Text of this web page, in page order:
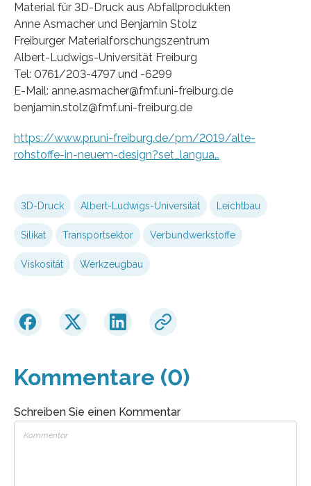
Material für 3D-Druck aus Abfallprodukten
Anne Asmacher und Benjamin Stolz
Freiburger Materialforschungszentrum
Albert-Ludwigs-Universität Freiburg
Tel: 0761/203-4797 und -6299
E-Mail: anne.asmacher@fmf.uni-freiburg.de
benjamin.stolz@fmf.uni-freiburg.de
https://www.pr.uni-freiburg.de/pm/2019/alte-
rohstoffe-in-neuem-design?set_langua…
3D-Druck Albert-Ludwigs-Universität Leichtbau
Silikat Transportsektor Verbundwerkstoffe
Viskosität Werkzeugbau
Kommentare (0)
Schreiben Sie einen Kommentar